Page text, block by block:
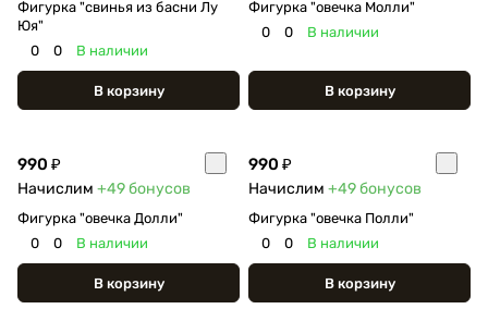
Фигурка "свинья из басни Лу
Юя"
0
0 В наличии
В корзину
Фигурка "овечка Молли"
0
0 В наличии
В корзину
990 ₽
Начислим +49бонусов
Фигурка "овечка Долли"
0
0 В наличии
В корзину
990 ₽
Начислим +49бонусов
Фигурка "овечка Полли"
0
0 В наличии
В корзину